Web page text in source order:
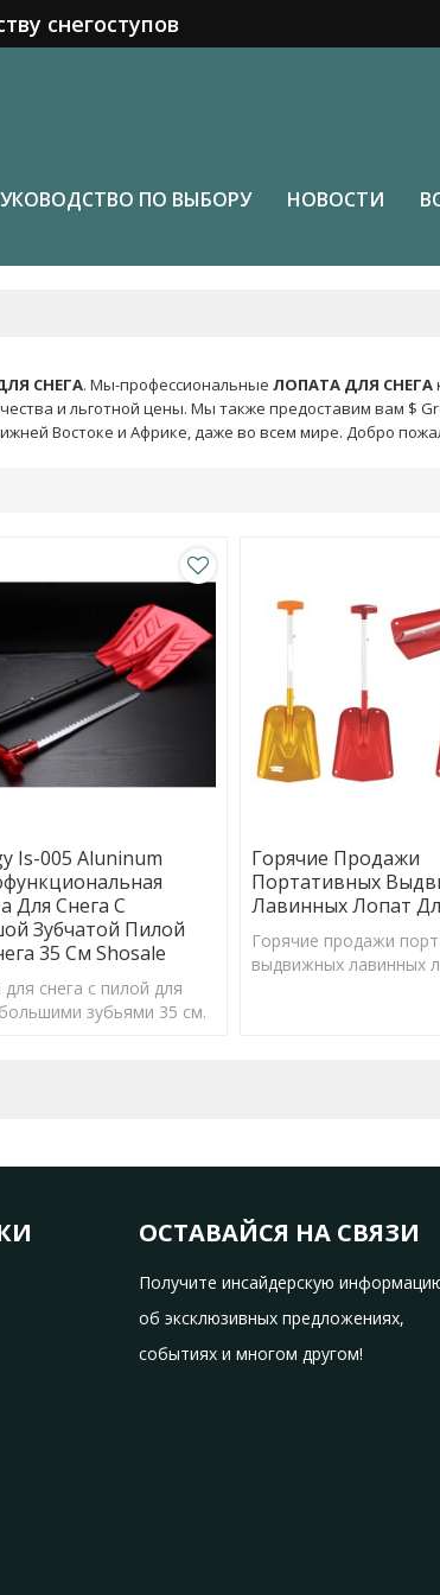
снегоступов
ПО ВЫБОРУ НОВОСТИ
СНЕГА. Мы-профессиональныеЛОПАТА ДЛЯ СНЕГА
и льготной цены. Мы также предоставим вам $
Востоке и Африке, даже во всем мире. Добро
Is-005 Aluninum
Для Снега С
Зубчатой Пилой
35 См Shosale
снега с пилой для
зубьями 35 см.
Горячие Продажи
Портативных
Лавинных Лопат
Горячие продажи
выдвижных лавинных
ОСТАВАЙСЯ НА СВЯЗИ
Получите инсайдерскую
об эксклюзивных предложениях,
событиях и многом другом!